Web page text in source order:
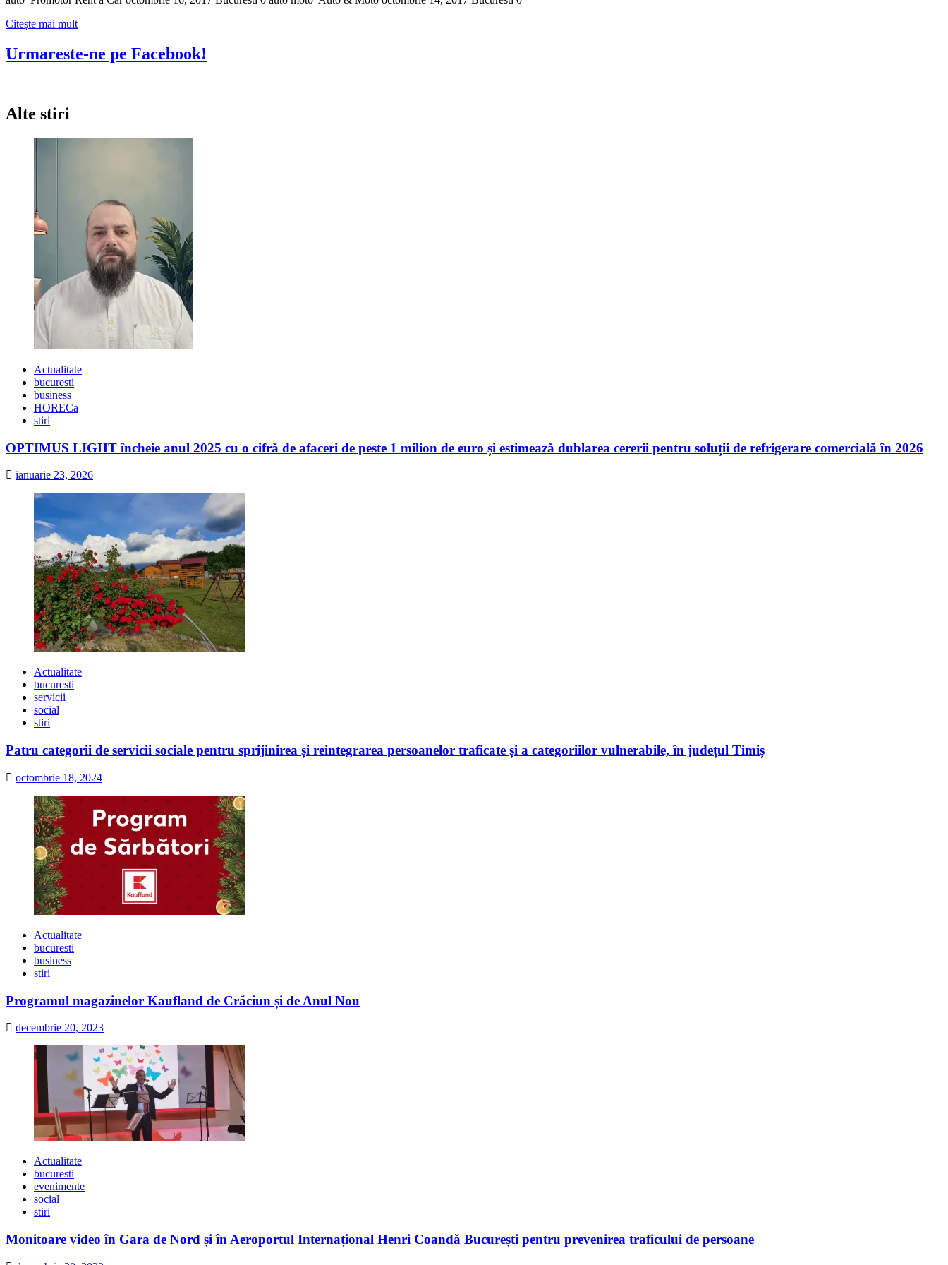
Citește mai multCitește
despre
Urmareste-ne pe Facebook!
Alte stiri
Actualitate
bucuresti
business
HORECa
stiri
OPTIMUS LIGHT încheie anul 2025 cu o cifră de afaceri de peste 1 milion de euro și estimează dublarea cererii pentru soluții de refrigerare comercială în 2026
ianuarie 23, 2026
Actualitate
bucuresti
servicii
social
stiri
Patru categorii de servicii sociale pentru sprijinirea și reintegrarea persoanelor traficate și a categoriilor vulnerabile, în județul Timiș
octombrie 18, 2024
Actualitate
bucuresti
business
stiri
Programul magazinelor Kaufland de Crăciun și de Anul Nou
decembrie 20, 2023
Actualitate
bucuresti
evenimente
social
stiri
Monitoare video în Gara de Nord și în Aeroportul Internațional Henri Coandă București pentru prevenirea traficului de persoane